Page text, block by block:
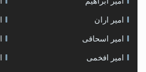
امیر اران
امیر اسحاقی
امیر افخمی